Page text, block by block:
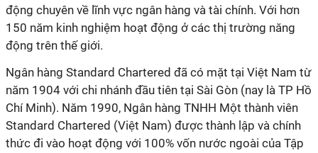
động chuyên về lĩnh vực ngân hàng và tài chính. Với hơn
150 năm kinh nghiệm hoạt động ở các thị trường năng
động trên thế giới.
Ngân hàng Standard Chartered đã có mặt tại Việt Nam từ
năm 1904 với chi nhánh đầu tiên tại Sài Gòn (nay là TP Hồ
Chí Minh). Năm 1990, Ngân hàng TNHH Một thành viên
Standard Chartered (Việt Nam) được thành lập và chính
thức đi vào hoạt động với 100% vốn nước ngoài của Tập